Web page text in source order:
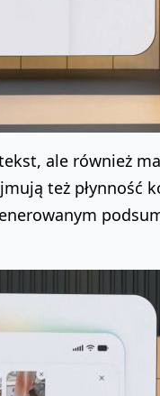
ale również
też płynność